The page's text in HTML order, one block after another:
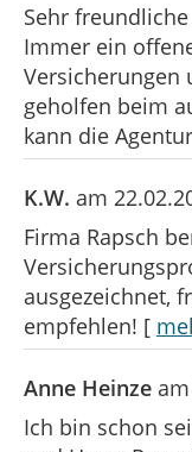
Sehr
Immer ein
Versicherungen
geholfen beim
kann die
K.W. am
Firma Rapsch
ausgezeichnet,
empfehlen! [
Anne Heinze
Ich bin schon